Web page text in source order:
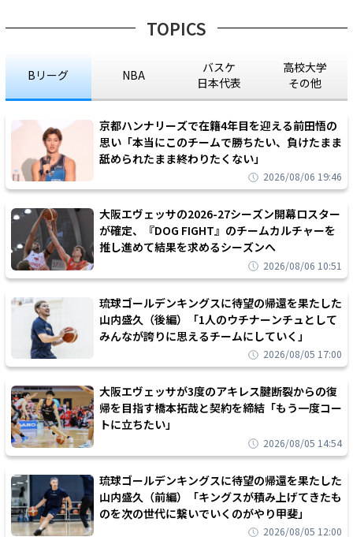
TOPICS
Bリーグ NBA
バスケ
日本代表
高校大学
その他
京都ハンナリーズで在籍4年目を迎える前田悟の
思い「本当にこのチームで勝ちたい、負けたまま
舐められたまま終わりたくない」
2026/08/06 19:46
大阪エヴェッサの2026-27シーズン開幕ロスター
が確定、『DOG FIGHT』のチームカルチャーを
推し進めて結果を求めるシーズンへ
2026/08/06 10:51
琉球ゴールデンキングスに待望の帰還を果たした
山内盛久（後編）「1人のウチナーンチュとして
みんなが誇りに思えるチームにしていく」
2026/08/05 17:00
大阪エヴェッサが3度のアキレス腱断裂からの復
帰を目指す橋本拓哉と契約を締結「もう一度コー
トに立ちたい」
2026/08/05 14:54
琉球ゴールデンキングスに待望の帰還を果たした
山内盛久（前編）「キングスが積み上げてきたも
のを次の世代に繋いでいくのがやり甲斐」
2026/08/05 12:00